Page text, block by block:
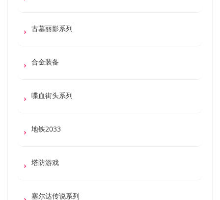
古墓丽影系列
合金装备
喋血街头系列
地铁2033
塔防游戏
塞尔达传说系列